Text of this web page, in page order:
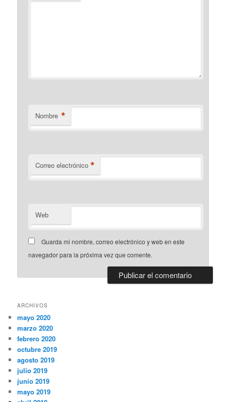
Nombre *
Correo electrónico *
Web
Guarda mi nombre, correo electrónico y web en este
navegador para la próxima vez que comente.
ARCHIVOS
mayo 2020
marzo 2020
febrero 2020
octubre 2019
agosto 2019
julio 2019
junio 2019
mayo 2019